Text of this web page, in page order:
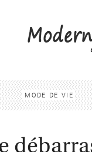
MODE DE VIE